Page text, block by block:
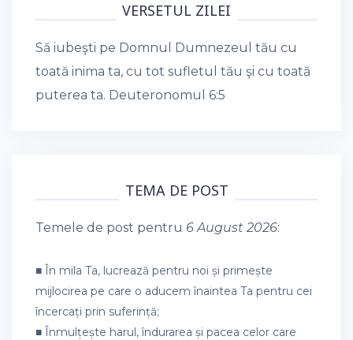
VERSETUL ZILEI
Să iubeşti pe Domnul Dumnezeul tău cu
toată inima ta, cu tot sufletul tău şi cu toată
puterea ta. Deuteronomul 6:5
TEMA DE POST
Temele de post pentru 6 August 2026:
■ În mila Ta, lucrează pentru noi și primește
mijlocirea pe care o aducem înaintea Ta pentru cei
încercați prin suferință;
■ Înmulțește harul, îndurarea și pacea celor care